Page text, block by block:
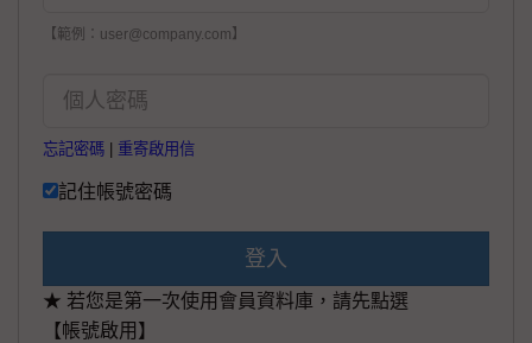
【範例：user@company.com】
忘記密碼 重寄啟用信
記住帳號密碼
登入
★ 若您是第一次使用會員資料庫，請先點選
【帳號啟用】